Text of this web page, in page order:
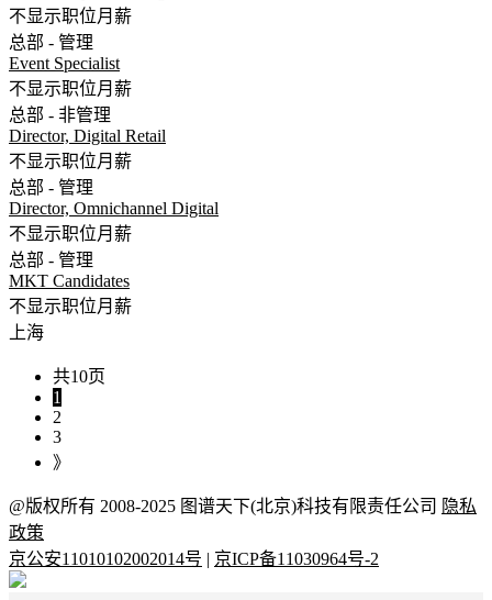
不显示职位月薪
总部 - 管理
Event Specialist
不显示职位月薪
总部 - 非管理
Director, Digital Retail
不显示职位月薪
总部 - 管理
Director, Omnichannel Digital
不显示职位月薪
总部 - 管理
MKT Candidates
不显示职位月薪
上海
共10页
1
2
3
》
@版权所有 2008-2025 图谱天下(北京)科技有限责任公司 隐私
政策
京公安11010102002014号 | 京ICP备11030964号-2